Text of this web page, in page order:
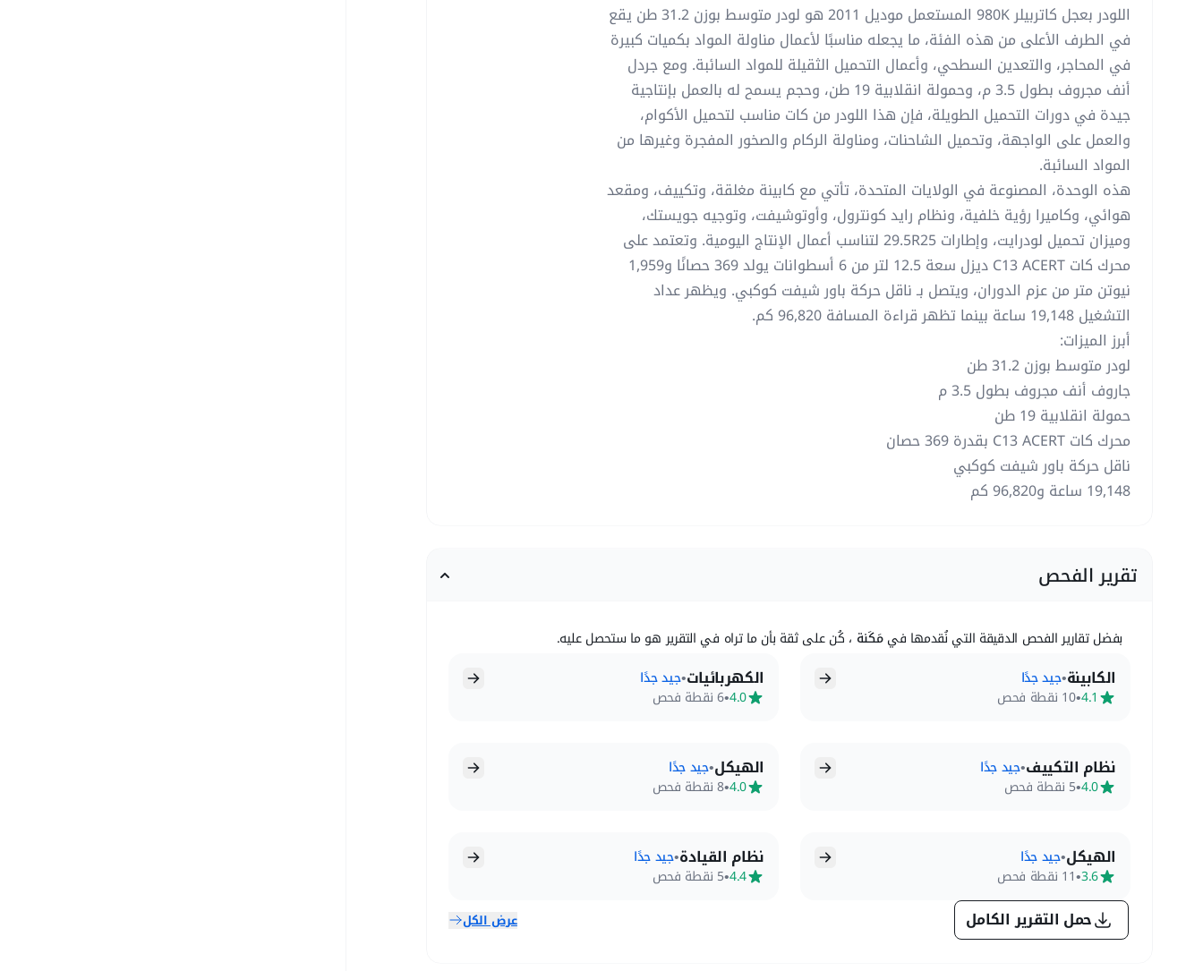
اللودر بعجل كاتربيلر 980K المستعمل موديل 2011 هو لودر متوسط بوزن 31.2 طن يقع
في الطرف الأعلى من هذه الفئة، ما يجعله مناسبًا لأعمال مناولة المواد بكميات كبيرة
في المحاجر، والتعدين السطحي، وأعمال التحميل الثقيلة للمواد السائبة. ومع جردل
أنف مجروف بطول 3.5 م، وحمولة انقلابية 19 طن، وحجم يسمح له بالعمل بإنتاجية
جيدة في دورات التحميل الطويلة، فإن هذا اللودر من كات مناسب لتحميل الأكوام،
والعمل على الواجهة، وتحميل الشاحنات، ومناولة الركام والصخور المفجرة وغيرها من
المواد السائبة.
هذه الوحدة، المصنوعة في الولايات المتحدة، تأتي مع كابينة مغلقة، وتكييف، ومقعد
هوائي، وكاميرا رؤية خلفية، ونظام رايد كونترول، وأوتوشيفت، وتوجيه جويستك،
وميزان تحميل لودرايت، وإطارات 29.5R25 لتناسب أعمال الإنتاج اليومية. وتعتمد على
محرك كات C13 ACERT ديزل سعة 12.5 لتر من 6 أسطوانات يولد 369 حصانًا و1,959
نيوتن متر من عزم الدوران، ويتصل بـ ناقل حركة باور شيفت كوكبي. ويظهر عداد
التشغيل 19,148 ساعة بينما تظهر قراءة المسافة 96,820 كم.
أبرز الميزات:
لودر متوسط بوزن 31.2 طن
جاروف أنف مجروف بطول 3.5 م
حمولة انقلابية 19 طن
محرك كات C13 ACERT بقدرة 369 حصان
ناقل حركة باور شيفت كوكبي
19,148 ساعة و96,820 كم
تقرير الفحص
بفضل تقارير الفحص الدقيقة التي نُقدمها فيمَكَنة ، كُن على ثقة بأن ما تراه في التقرير هو ما ستحصل عليه.
الكابينة•جيد جدًا
4.1
•10 نقطة فحص
الكهربائيات•جيد جدًا
4.0
•6 نقطة فحص
نظام التكييف•جيد جدًا
4.0
•5 نقطة فحص
الهيكل•جيد جدًا
4.0
•8 نقطة فحص
الهيكل•جيد جدًا
3.6
•11 نقطة فحص
نظام القيادة•جيد جدًا
4.4
•5 نقطة فحص
حمل التقرير الكامل عرض الكل